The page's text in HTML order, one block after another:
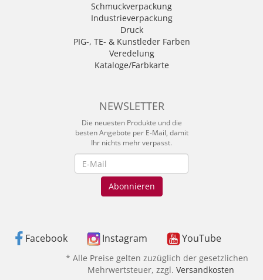
Schmuckverpackung
Industrieverpackung
Druck
PIG-, TE- & Kunstleder Farben
Veredelung
Kataloge/Farbkarte
NEWSLETTER
Die neuesten Produkte und die
besten Angebote per E-Mail, damit
Ihr nichts mehr verpasst.
Abonnieren
Facebook Instagram YouTube
* Alle Preise gelten zuzüglich der gesetzlichen
Mehrwertsteuer, zzgl. Versandkosten